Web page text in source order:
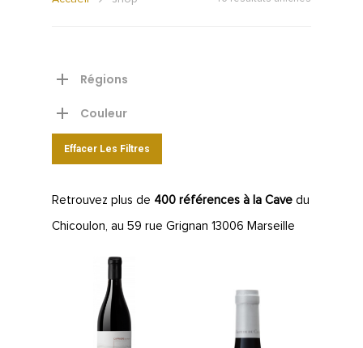
Régions
Couleur
Effacer Les Filtres
Retrouvez plus de 400 références à la Cave du
Chicoulon, au 59 rue Grignan 13006 Marseille